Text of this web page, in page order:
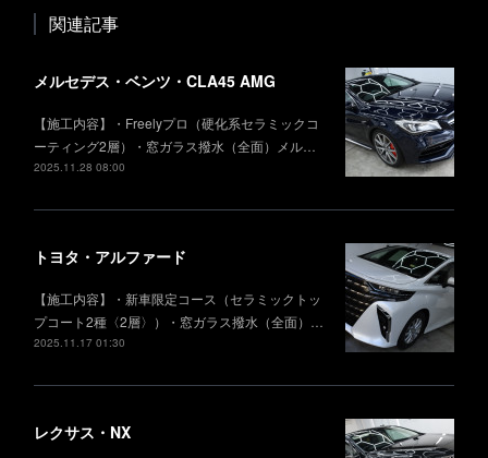
関連記事
メルセデス・ベンツ・CLA45 AMG
【施工内容】・Freelyプロ（硬化系セラミックコ
ーティング2層）・窓ガラス撥水（全面）メル…
2025.11.28 08:00
トヨタ・アルファード
【施工内容】・新車限定コース（セラミックトッ
プコート2種〈2層〉）・窓ガラス撥水（全面）…
2025.11.17 01:30
レクサス・NX